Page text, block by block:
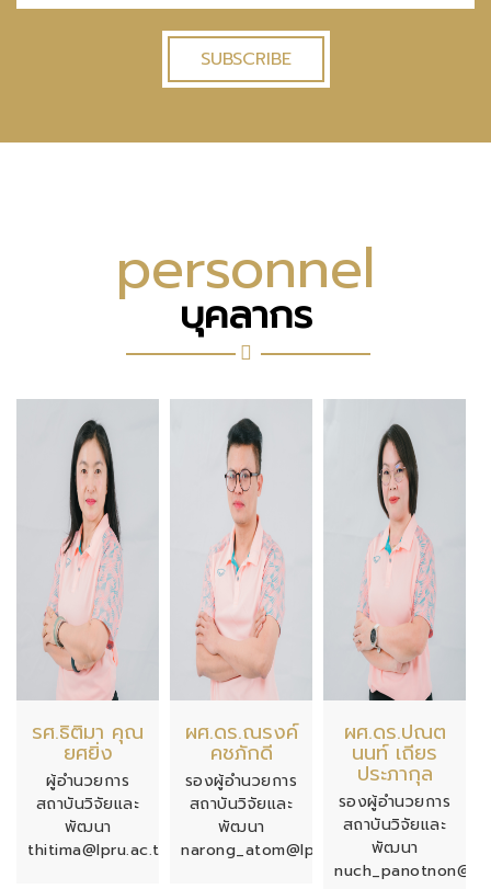
SUBSCRIBE
personnel
บุคลากร
รศ.ธิติมา คุณ
ยศยิ่ง
ผู้อำนวยการ
สถาบันวิจัยและ
พัฒนา
thitima@lpru.ac.th
ผศ.ดร.ณรงค์
คชภักดี
รองผู้อำนวยการ
สถาบันวิจัยและ
พัฒนา
narong_atom@lpru.ac.th
ผศ.ดร.ปณต
นนท์ เถียร
ประภากุล
รองผู้อำนวยการ
สถาบันวิจัยและ
พัฒนา